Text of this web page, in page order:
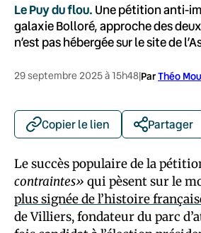
Le Puy du flou. Une pétition anti-
galaxie Bolloré, approche des
n’est pas hébergée sur le site de
29 septembre 2025 à 15h48|ParThéo
Copier le lien Partager
Le succès populaire de la
contraintes» qui pèsent sur le
plus signée de l’histoire
de Villiers, fondateur du parc